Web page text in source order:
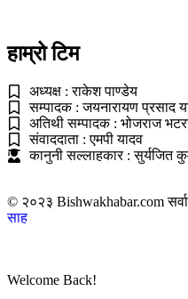
हाम्रो टिम
अध्यक्ष : राकेश पाण्डेय
सम्पादक : जयनारायण प्रसाद
अतिथी सम्पादक : भोजराज
संवाददाता : एमपी यादव
कानुनी सल्लाहकार : सुर्यजित
© २०२३ Bishwakhabar.com
साह
Welcome Back!